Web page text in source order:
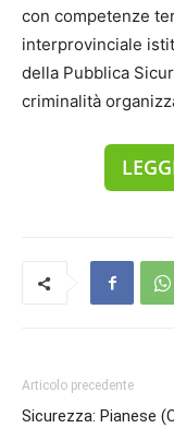
con competenze
interprovinciale
della Pubblica
criminalità
Articolo precedente
Sicurezza: Pianese